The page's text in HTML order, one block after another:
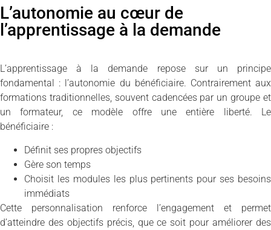
L’autonomie au cœur de
l’apprentissage à la demande
L’apprentissage à la demande repose sur un principe
fondamental : l’autonomie du bénéficiaire. Contrairement aux
formations traditionnelles, souvent cadencées par un groupe et
un formateur, ce modèle offre une entière liberté. Le
bénéficiaire :
Définit ses propres objectifs
Gère son temps
Choisit les modules les plus pertinents pour ses besoins
immédiats
Cette personnalisation renforce l’engagement et permet
d’atteindre des objectifs précis, que ce soit pour améliorer des